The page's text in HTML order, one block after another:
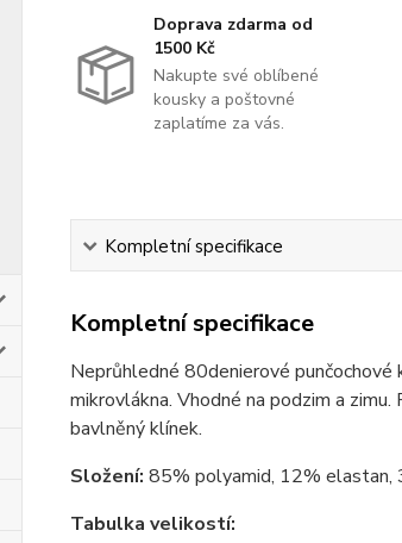
Doprava zdarma od
1500 Kč
Nakupte své oblíbené
kousky a poštovné
zaplatíme za vás.
Kompletní specifikace
Kompletní specifikace
Neprůhledné 80denierové punčochové
mikrovlákna. Vhodné na podzim a
bavlněný klínek.
Složení: 85% polyamid, 12% elastan,
Tabulka velikostí: